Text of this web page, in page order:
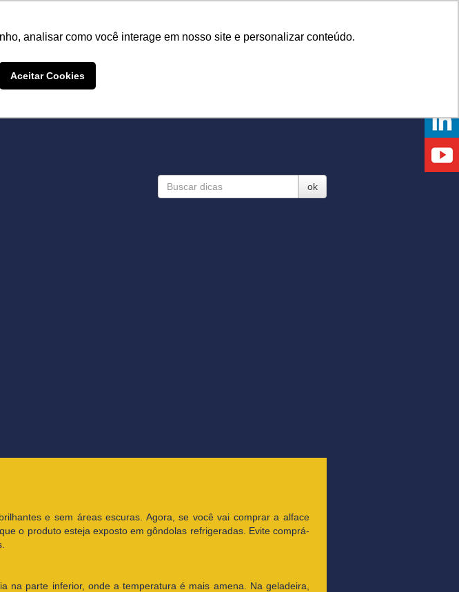
analisar como você interage em nosso site e personalizar conteúdo.
Aceitar Cookies
ok
e sem áreas escuras. Agora, se você vai comprar a alface
o produto esteja exposto em gôndolas refrigeradas. Evite comprá-
na parte inferior, onde a temperatura é mais amena. Na geladeira,